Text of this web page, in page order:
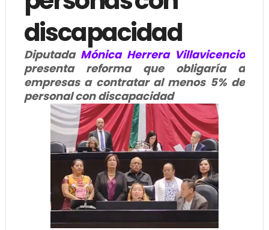
discapacidad
Diputada Mónica Herrera Villavicencio
presenta reforma que obligaría a
empresas a contratar al menos 5% de
personal con discapacidad